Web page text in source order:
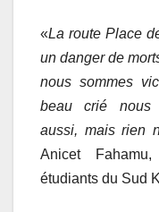
«La routePlace
un danger de
nous sommes
beaucrié nous
aussi, mais rien
Anicet
étudiants du Sud